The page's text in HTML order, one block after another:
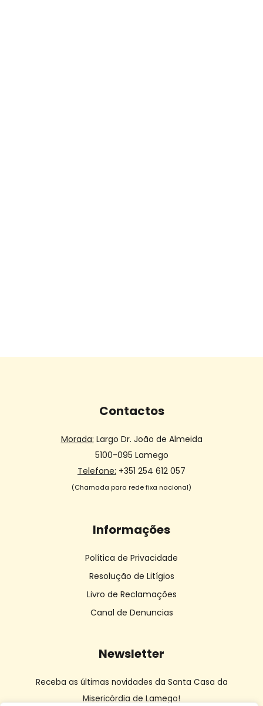
Contactos
Morada: Largo Dr. João de Almeida
5100-095 Lamego
Telefone: +351 254 612 057
(Chamada para rede fixa nacional)
Informações
Política de Privacidade
Resolução de Litígios
Livro de Reclamações
Canal de Denuncias
Newsletter
Receba as últimas novidades da Santa Casa da
Misericórdia de Lamego!